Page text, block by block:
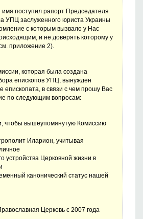
поступил рапорт Председателя
УПЦ заслуженного юриста Украины
с которым вызвало у Нас
и не доверять которому у
приложение 2).
которая была создана
епископов УПЦ, вынужден
епископата, в связи с чем прошу Вас
по следующим вопросам:
чтобы вышеупомянутую Комиссию
Иларион, учитывая
устройства Церковной жизни в
канонический статус нашей
Церковь с 2007 года